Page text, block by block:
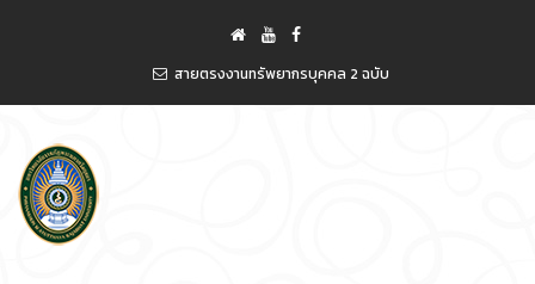
สายตรงงานทรัพยากรบุคคล 2 ฉบับ